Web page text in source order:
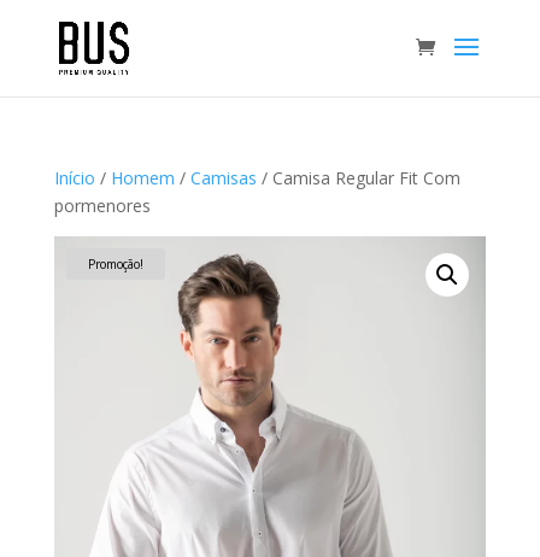
Início / Homem / Camisas / Camisa Regular Fit Com
pormenores
Promoção!